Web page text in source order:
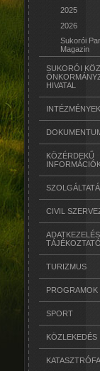
2025
2026
Sukorói
Magazin
SUKORÓI
HIVATAL
INTÉZMÉNYEK
KÖZÉRDEKŰ
CIVIL
TÁJÉKOZTATÓ
TURIZMUS
PROGRAMOK
SPORT
KÖZLEKEDÉS